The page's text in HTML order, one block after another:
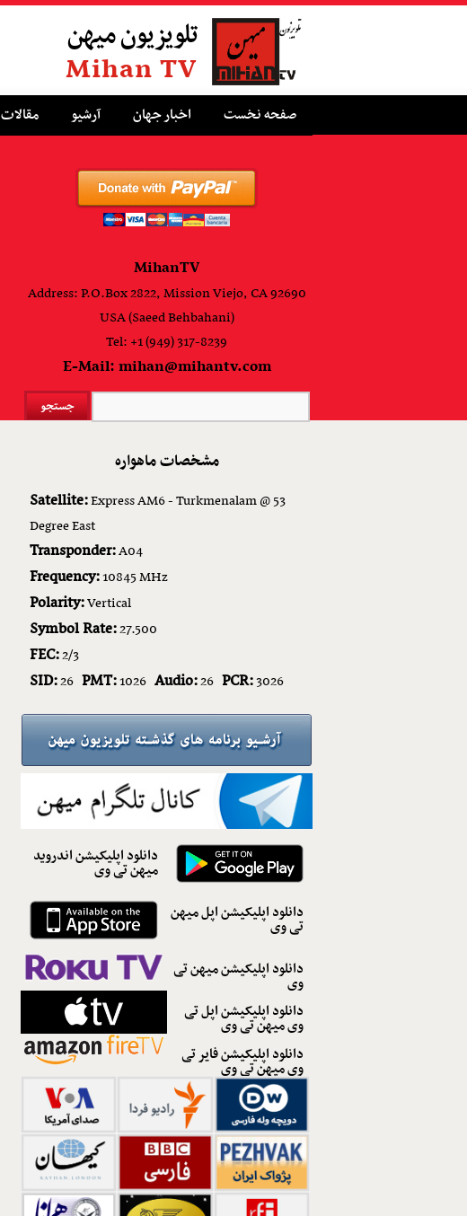
تلویزیون میهن
Mihan TV
صفحه نخست اخبار جهان آرشیو مقالات
MihanTV
Address: P.O.Box 2822, Mission Viejo, CA 92690
USA (Saeed Behbahani)
Tel: +1 (949) 317-8239
E-Mail: mihan@mihantv.com
مشخصات ماهواره
Satellite:Express AM6 - Turkmenalam @ 53
Degree East
Transponder:A04
Frequency:10845 MHz
Polarity:Vertical
Symbol Rate:27.500
FEC:2/3
SID:26 PMT:1026 Audio:26 PCR:3026
دانلود اپلیکیشن اندروید
میهن تی وی
دانلود اپلیکیشن اپل میهن
تی وی
دانلود اپلیکیشن میهن تی
وی
دانلود اپلیکیشن اپل تی
وی میهن تی وی
دانلود اپلیکیشن فایر تی
وی میهن تی وی